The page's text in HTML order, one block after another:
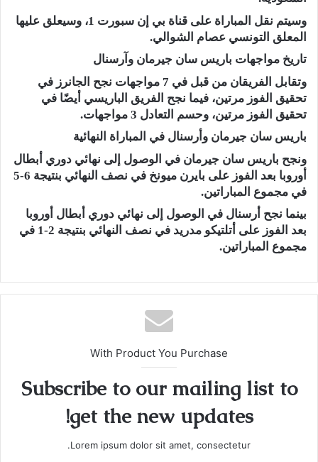
وسيتم نقل المباراة على قناة بي إن سبورت 1، وسيعلق عليها
المعلق التونسي عصام الشوالي.
تاريخ مواجهات باريس سان جيرمان وآرسنال
وتقابل الفريقان من قبل في 7 مواجهات نجح الجانرز في
تحقيق الفوز مرتين، فيما نجح الفريق الباريسي أيضًا في
تحقيق الفوز مرتين، وحسم التعادل 3 مواجهات.
باريس سان جيرمان وأرسنال في المباراة النهائية
ونجح باريس سان جيرمان في الوصول إلى نهائي دوري أبطال
أوروبا بعد الفوز على بايرن ميونخ في نصف النهائي بنتيجة 6-5
في مجموع المباراتين.
بينما نجح أرسنال في الوصول إلى نهائي دوري أبطال أوروبا
بعد الفوز على أتلتيكو مدريد في نصف النهائي بنتيجة 2-1 في
مجموع المباراتين.
With Product You Purchase
Subscribe to our mailing list to
get the new updates!
Lorem ipsum dolor sit amet, consectetur.